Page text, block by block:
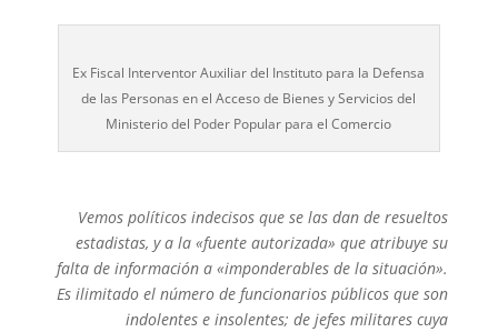
Ex Fiscal Interventor Auxiliar del Instituto para la Defensa
de las Personas en el Acceso de Bienes y Servicios del
Ministerio del Poder Popular para el Comercio
Vemos políticos indecisos que se las dan de resueltos
estadistas, y a la «fuente autorizada» que atribuye su
falta de información a «imponderables de la situación».
Es ilimitado el número de funcionarios públicos que son
indolentes e insolentes; de jefes militares cuya